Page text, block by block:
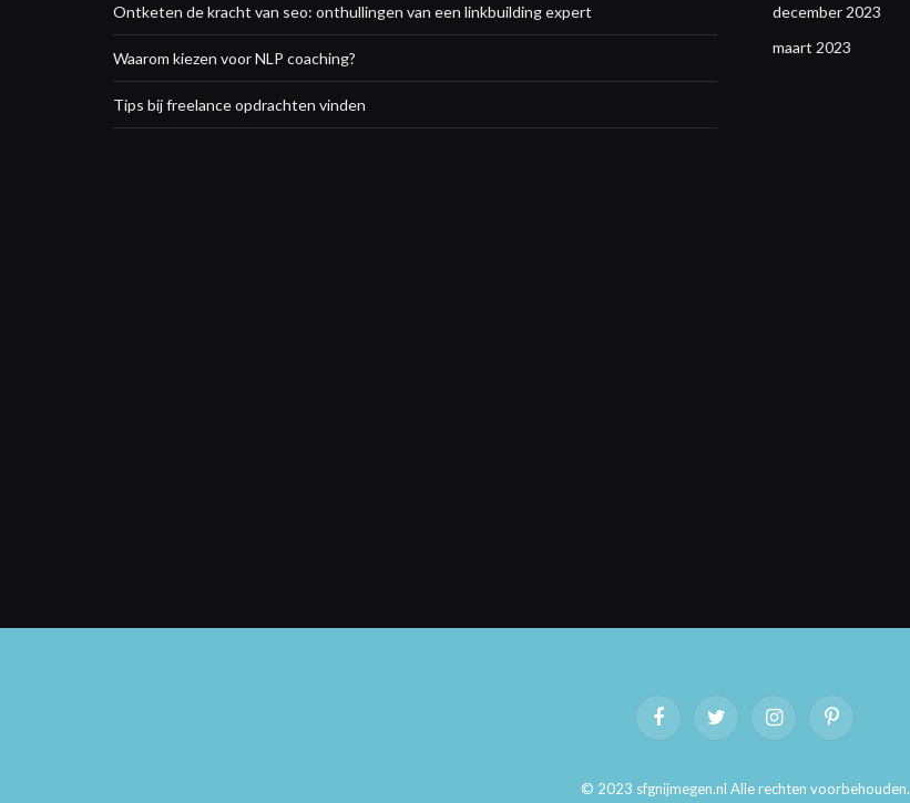
Ontketen de kracht van seo: onthullingen van een linkbuilding expert
Waarom kiezen voor NLP coaching?
Tips bij freelance opdrachten vinden
december 2023
maart 2023
FacebookTwitter InstagramPinterest
© 2023 sfgnijmegen.nl Alle rechten voorbehouden.